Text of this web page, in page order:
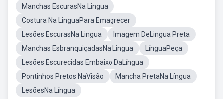
Manchas EscurasNa Lingua
Costura Na LinguaPara Emagrecer
Lesões EscurasNa Lingua
Imagem DeLingua Preta
Manchas EsbranquiçadasNa Lingua
LínguaPeça
Lesões Escurecidas Embaixo DaLíngua
Pontinhos Pretos NaVisão
Mancha PretaNa Língua
LesõesNa Língua